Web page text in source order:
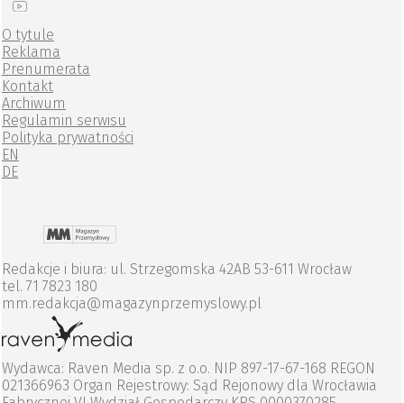
O tytule
Reklama
Prenumerata
Kontakt
Archiwum
Regulamin serwisu
Polityka prywatności
EN
DE
Redakcje i biura: ul. Strzegomska 42AB 53-611 Wrocław
tel. 71 7823 180
mm.redakcja@magazynprzemyslowy.pl
Wydawca: Raven Media sp. z o.o. NIP 897-17-67-168 REGON
021366963 Organ Rejestrowy: Sąd Rejonowy dla Wrocławia